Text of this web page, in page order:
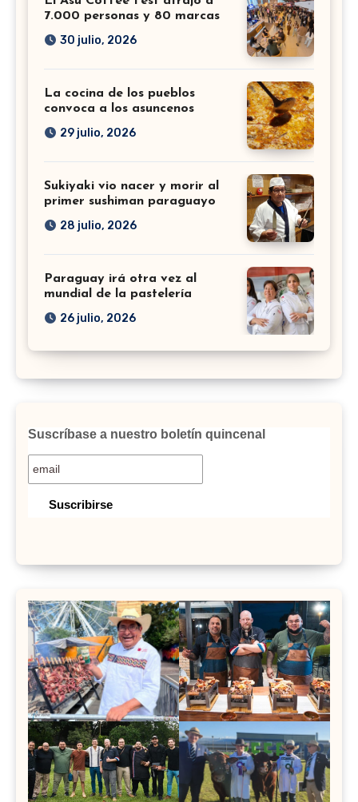
7.000 personas y 80 marcas
30 julio, 2026
La cocina de los pueblos
convoca a los asuncenos
29 julio, 2026
Sukiyaki vio nacer y morir al
primer sushiman paraguayo
28 julio, 2026
Paraguay irá otra vez al
mundial de la pastelería
26 julio, 2026
Suscríbase a nuestro boletín quincenal